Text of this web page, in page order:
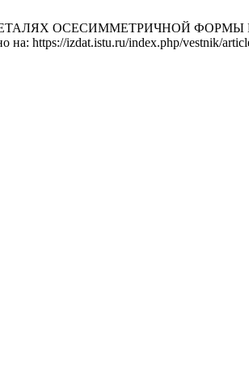
ОСЕСИММЕТРИЧНОЙ ФОРМЫ
https://izdat.istu.ru/index.php/vestnik/